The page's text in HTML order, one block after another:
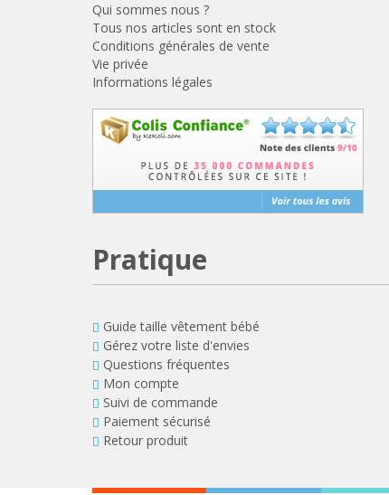
Qui sommes nous ?
Tous nos articles sont en stock
Conditions générales de vente
Vie privée
Informations légales
Pratique
Guide taille vêtement bébé
Gérez votre liste d'envies
Questions fréquentes
Mon compte
Suivi de commande
Paiement sécurisé
Retour produit